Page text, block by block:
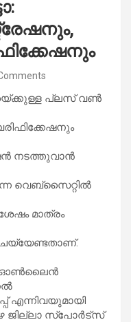
പ്ലസ് വൺ
നടത്തുവാൻ
എന്ന വെബ്സൈറ്റിൽ
മാത്രം
ഓൺലൈൻ
എന്നിവയുമായി
ജില്ലാ സ്പോർട്‌സ്